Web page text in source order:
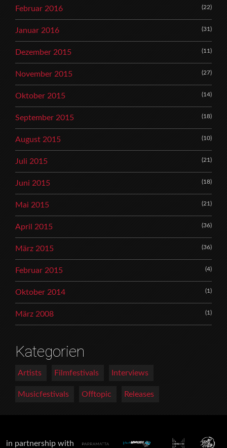
Februar 2016 (22)
Januar 2016 (31)
Dezember 2015 (11)
November 2015 (27)
Oktober 2015 (14)
September 2015 (18)
August 2015 (10)
Juli 2015 (21)
Juni 2015 (18)
Mai 2015 (21)
April 2015 (36)
März 2015 (36)
Februar 2015 (4)
Oktober 2014 (1)
März 2008 (1)
Kategorien
Artists Filmfestivals Interviews
Musicfestivals Offtopic Releases
in partnership with